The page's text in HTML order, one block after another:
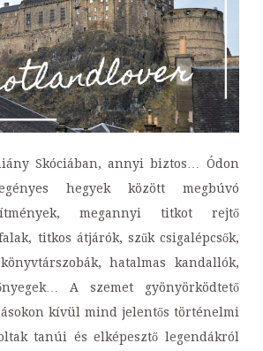
Skóciában, annyi biztos… Ódon
hegyek között megbúvó
megannyi titkot rejtő
titkos átjárók, szűk csigalépcsők,
hatalmas kandallók,
A szemet gyönyörködtető
kívül mind jelentős történelmi
tanúi és elképesztő legendákról